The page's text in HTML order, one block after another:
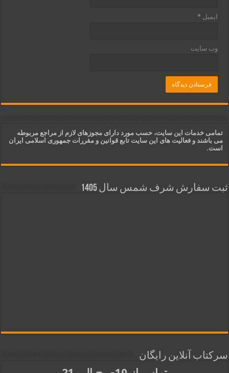
ایمیل*
وب‌ سایت
تمامی خدمات این سایت، حسب مورد دارای مجوزهای لازم از مراجع مربوطه
می باشند و فعالیت های این سایت تابع قوانین و مقررات جمهوری اسلامی ایران
است.
ثبت سفارش شرف شمس سال 1405
سرکتاب آنلاین رایگان